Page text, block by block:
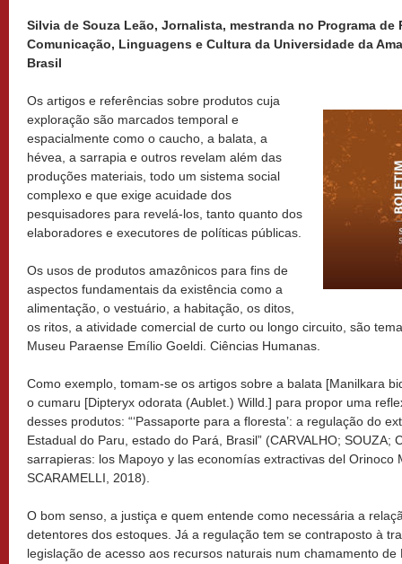
Silvia de Souza Leão, Jornalista, mestranda no Programa de
Comunicação, Linguagens e Cultura da Universidade da
Brasil
Os artigos e referências sobre produtos cuja
exploração são marcados temporal e
espacialmente como o caucho, a balata, a
hévea, a sarrapia e outros revelam além das
produções materiais, todo um sistema social
complexo e que exige acuidade dos
pesquisadores para revelá-los, tanto quanto dos
elaboradores e executores de políticas públicas.
Os usos de produtos amazônicos para fins de
aspectos fundamentais da existência como a
alimentação, o vestuário, a habitação, os ditos,
os ritos, a atividade comercial de curto ou longo circuito, são
Museu Paraense Emílio Goeldi. Ciências Humanas.
Como exemplo, tomam-se os artigos sobre a balata [Manilkara
o cumaru [Dipteryx odorata (Aublet.) Willd.] para propor uma
desses produtos: “‘Passaporte para a floresta’: a regulação do
Estadual do Paru, estado do Pará, Brasil” (CARVALHO; SOUZA;
sarrapieras: los Mapoyo y las economías extractivas del Orinoco
SCARAMELLI, 2018).
O bom senso, a justiça e quem entende como necessária a
detentores dos estoques. Já a regulação tem se contraposto à
legislação de acesso aos recursos naturais num chamamento